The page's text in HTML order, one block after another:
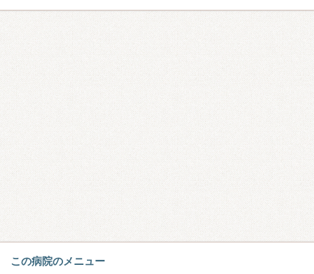
この病院のメニュー